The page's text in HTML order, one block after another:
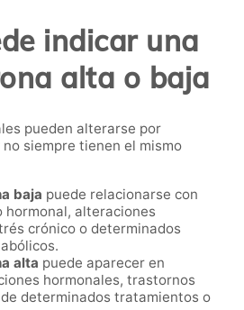
indicar una
alta o baja
pueden alterarse por
siempre tienen el mismo
baja puede relacionarse con
hormonal, alteraciones
crónico o determinados
alta puede aparecer en
hormonales, trastornos
determinados tratamientos o